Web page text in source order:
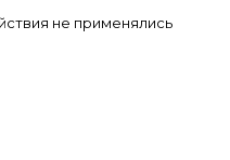
не применялись